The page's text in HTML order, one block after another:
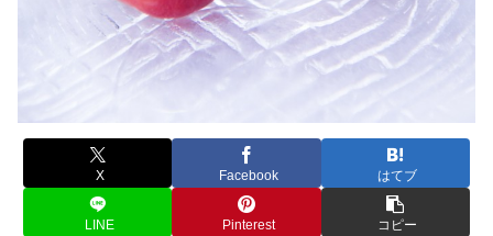
X Facebook はてブ
LINE Pinterest コピー